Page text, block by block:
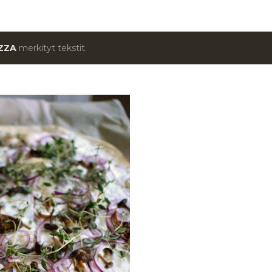
merkityt tekstit.